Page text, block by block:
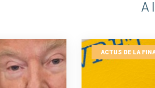
A
ACTUS DE LA